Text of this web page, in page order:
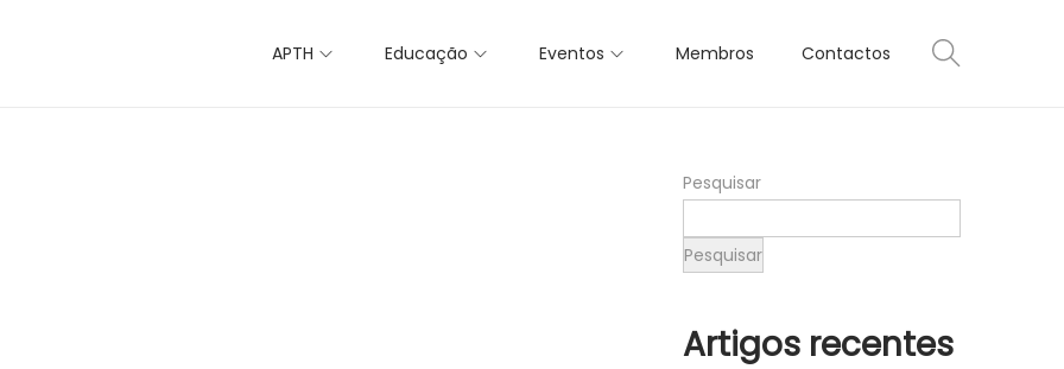
APTH Educação Eventos Membros Contactos
Pesquisar
Pesquisar
Artigos recentes